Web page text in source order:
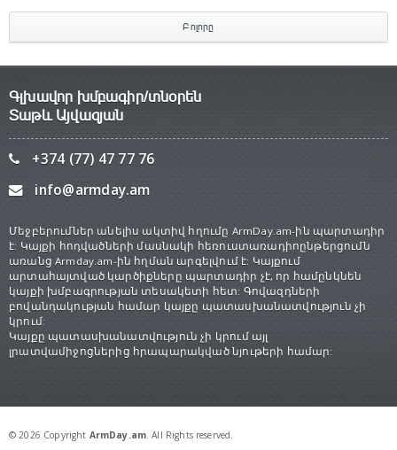
Բոլորը
Գլխավոր խմբագիր/տնօրեն
Տաթև Այվազյան
+374 (77) 47 77 76
info@armday.am
Մեջբերումներ անելիս ակտիվ հղումը ArmDay.am-ին պարտադիր
է: Կայքի հոդվածների մասնակի հեռուստառադիոընթերցումն
առանց Armday.am-ին հղման արգելվում է: Կայքում
արտահայտված կարծիքները պարտադիր չէ, որ համընկնեն
կայքի խմբագրության տեսակետի հետ: Գովազդների
բովանդակության համար կայքը պատասխանատվություն չի
կրում:
Կայքը պատասխանատվություն չի կրում այլ
լրատվամիջոցներից հրապարակված նյութերի համար:
© 2026 Copyright ArmDay.am . All Rights reserved.